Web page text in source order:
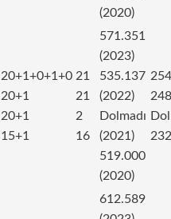
(2020)
20+1+0+1+0
20+1
20+1
15+1
21
21
2
16
571.351
(2023)
535.137
(2022)
Dolmadı
(2021)
519.000
(2020)
612.589